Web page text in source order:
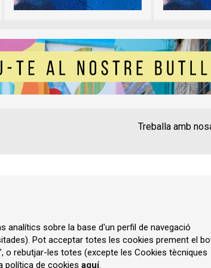
Treballa amb
analítics sobre la base d'un perfil de navegació
Pot acceptar totes les cookies prement el
o rebutjar-les totes (excepte les Cookies tècniques
política de cookies aquí.